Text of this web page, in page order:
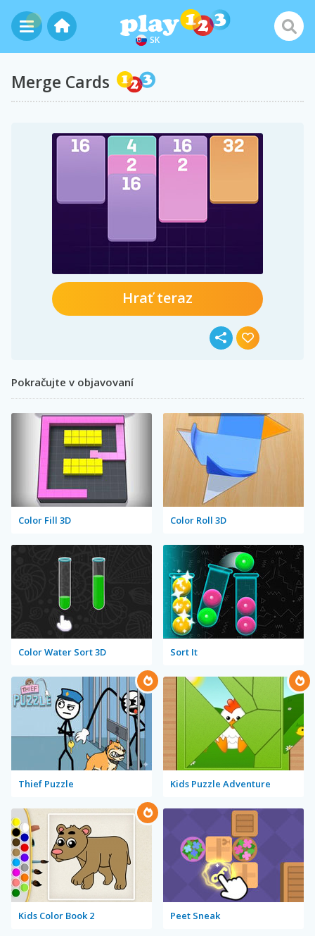
SK
Merge Cards
Hrať teraz
Pokračujte v objavovaní
Color Fill 3D Color Roll 3D
Color Water Sort 3D Sort It
Thief Puzzle Kids Puzzle Adventure
Kids Color Book 2 Peet Sneak